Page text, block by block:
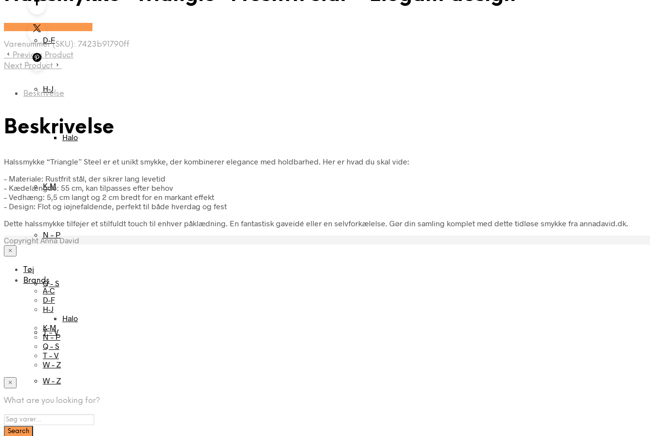
D-F
H-J
Halo
K-M
N – P
Q – S
T – V
W – Z
Se prisen hos Marjoe.dk
Varenummer (SKU): 7423b91790ff
Previous Product
Next Product
Beskrivelse
Beskrivelse
Halssmykke “Triangle” Steel er et unikt smykke, der kombinerer elegance med holdbarhed. Her er hvad du skal vide:
– Materiale: Rustfrit stål, der sikrer lang levetid
– Kædelængde: 55 cm, kan tilpasses efter behov
– Vedhæng: 5,5 cm langt og 2 cm bredt for en markant effekt
– Design: Flot og iøjnefaldende, perfekt til både hverdag og fest
Dette halssmykke tilføjer et stilfuldt touch til enhver påklædning. En fantastisk gaveidé eller en selvforkælelse. Gør din samling komplet med dette tidløse smykke fra annadavid.dk.
Copyright Anna David
×
Tøj
Brands
A-C
D-F
H-J
Halo
K-M
N – P
Q – S
T – V
W – Z
×
What are you looking for?